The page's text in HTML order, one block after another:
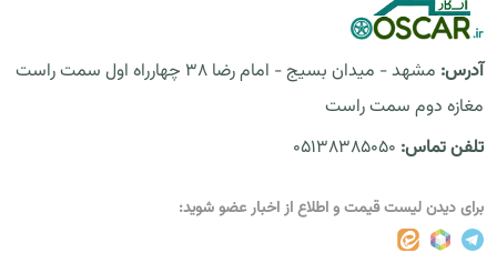
آدرس:
مشهد - میدان بسیج - امام رضا 38 چهارراه اول سمت راست
مغازه دوم سمت راست
تلفن تماس: 05138385050
برای دیدن لیست قیمت و اطلاع از اخبار عضو شوید: